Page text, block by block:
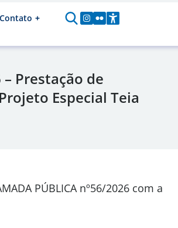
Contato
Prestação de
Especial Teia
PÚBLICA nº56/2026 com a